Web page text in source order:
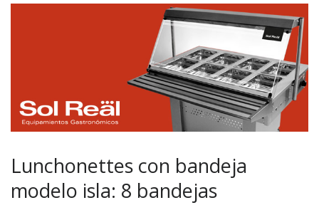
Lunchonettes con bandeja
modelo isla: 8 bandejas